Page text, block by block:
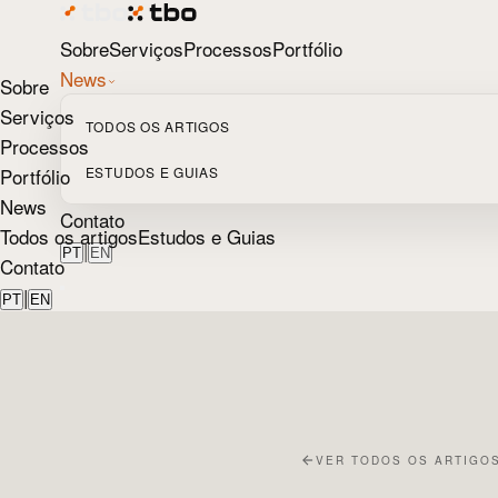
SobreServiçosProcessosPortfólio
News
TODOS OS ARTIGOS
ESTUDOS E GUIAS
Contato
PT| EN
Sobre
Serviços
Processos
Portfólio
News
Todos os artigosEstudos e Guias
Contato
PT | EN
VER TODOS OS